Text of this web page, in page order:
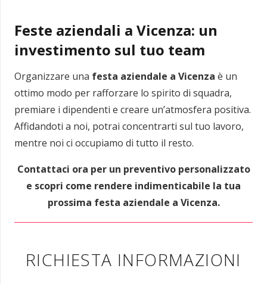
Feste aziendali a Vicenza: un
investimento sul tuo team
Organizzare una festa aziendale a Vicenza è un
ottimo modo per rafforzare lo spirito di squadra,
premiare i dipendenti e creare un’atmosfera positiva.
Affidandoti a noi, potrai concentrarti sul tuo lavoro,
mentre noi ci occupiamo di tutto il resto.
Contattaci ora per un preventivo personalizzato
e scopri come rendere indimenticabile la tua
prossima festa aziendale a Vicenza.
RICHIESTA INFORMAZIONI